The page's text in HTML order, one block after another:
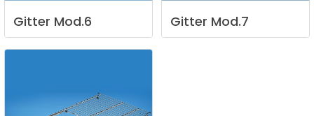
Gitter Mod.6 Gitter Mod.7